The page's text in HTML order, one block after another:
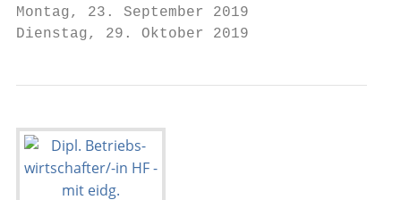
Montag, 23. September 2019
Dienstag, 29. Oktober 2019